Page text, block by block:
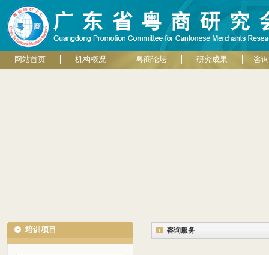
网站首页 机构概况 粤商论坛 研究成果 咨
培训项目 咨询服务